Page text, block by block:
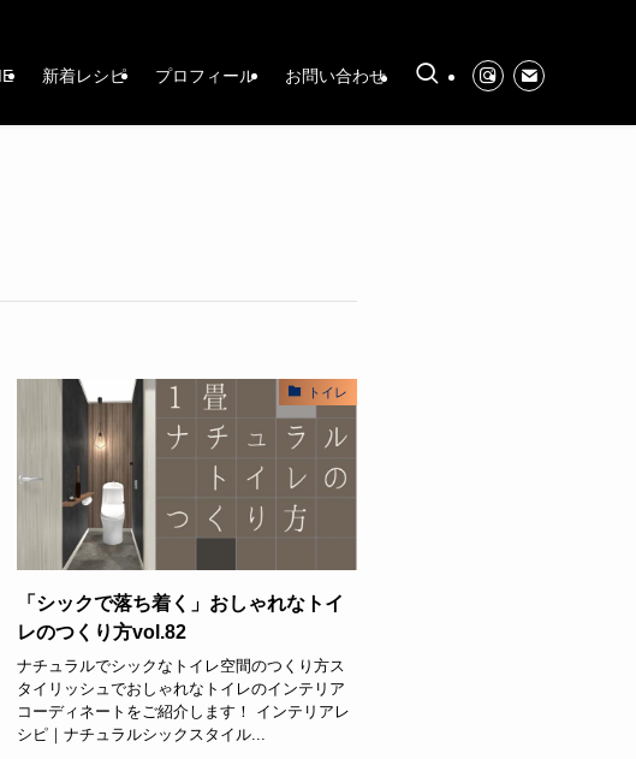
新着レシピ プロフィール お問い合わせ
トイレ
「シックで落ち着く」おしゃれなトイ
レのつくり方vol.82
ナチュラルでシックなトイレ空間のつくり方ス
タイリッシュでおしゃれなトイレのインテリア
コーディネートをご紹介します！ インテリアレ
シピ｜ナチュラルシックスタイル...